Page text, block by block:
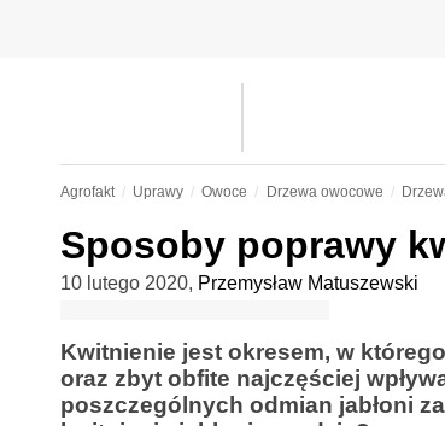
Agrofakt Uprawy Owoce Drzewa owocowe
Sposoby poprawy
10 lutego 2020, Przemysław Matuszewski
Kwitnienie jest okresem, w
oraz zbyt obfite najczęściej
poszczególnych odmian jabłoni